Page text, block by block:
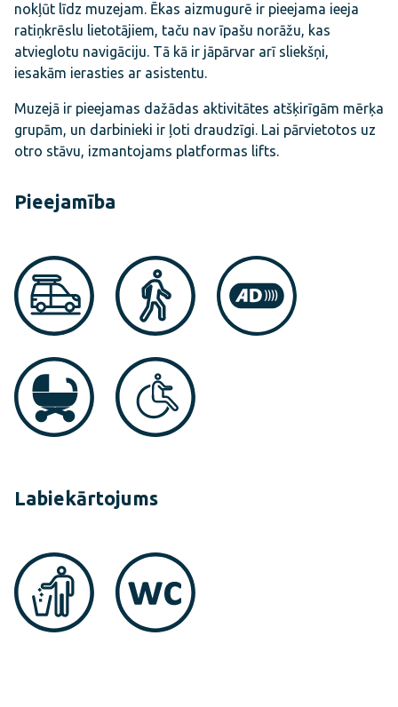
nokļūt līdz muzejam. Ēkas aizmugurē ir pieejama ieeja
ratiņkrēslu lietotājiem, taču nav īpašu norāžu, kas
atvieglotu navigāciju. Tā kā ir jāpārvar arī sliekšņi,
iesakām ierasties ar asistentu.
Muzejā ir pieejamas dažādas aktivitātes atšķirīgām mērķa
grupām, un darbinieki ir ļoti draudzīgi. Lai pārvietotos uz
otro stāvu, izmantojams platformas lifts.
Pieejamība
Labiekārtojums